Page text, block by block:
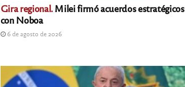
Gira regional.Milei firmó acuerdos estratégicos
con Noboa
6 de agosto de 2026